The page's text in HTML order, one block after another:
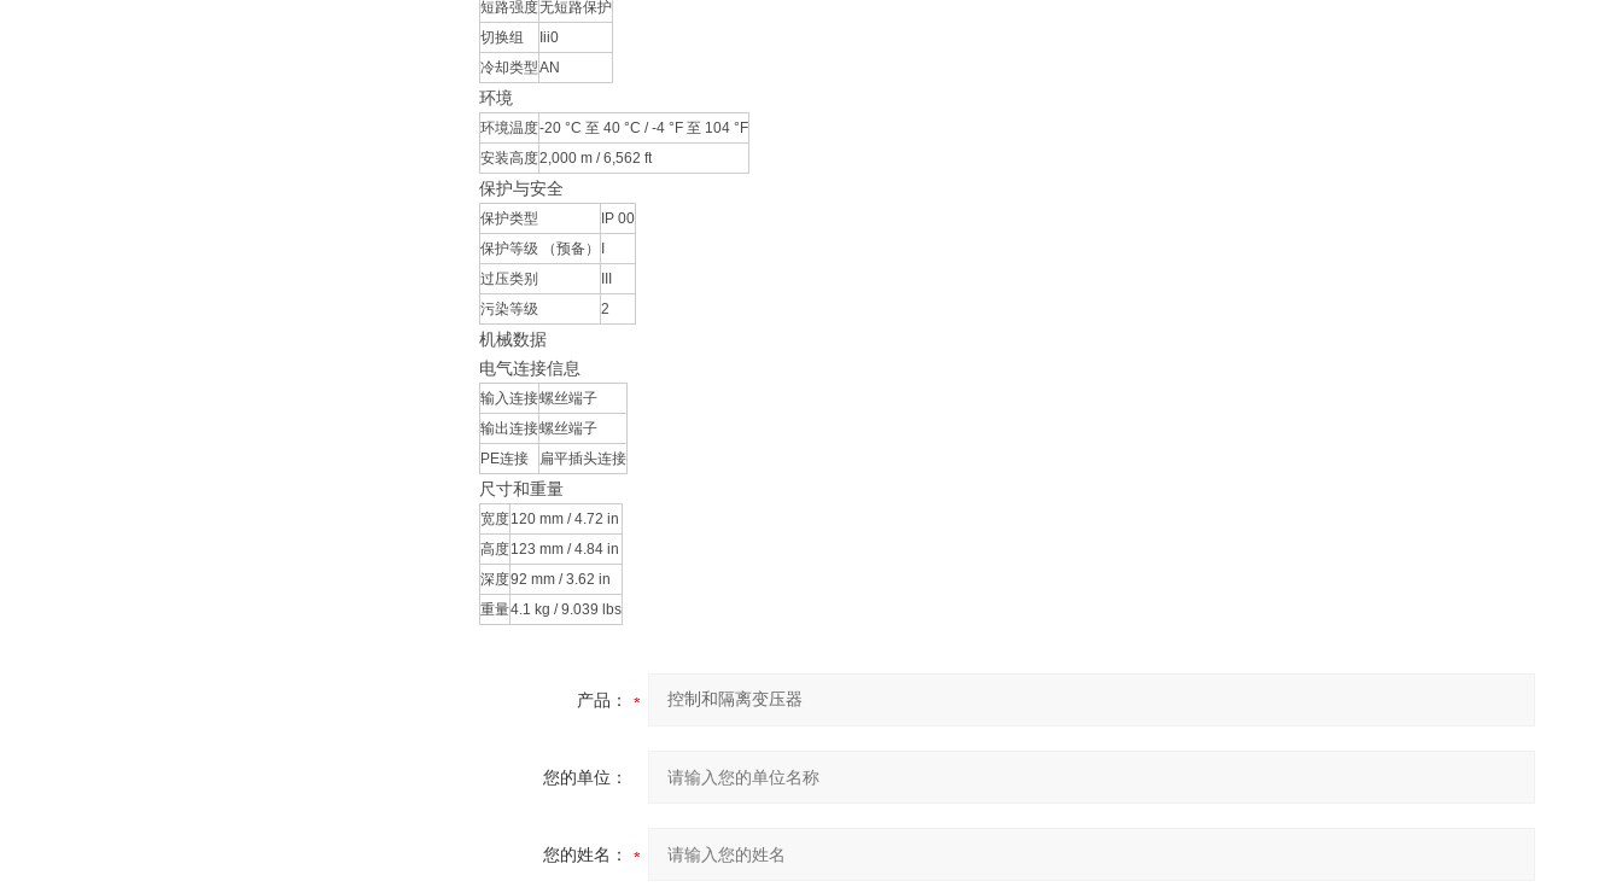
短路强度无短路保护
切换组
Iii0
冷却类型AN
环境
环境温度-20 °C 至 40 °C / -4 °F 至 104 °F
安装高度2,000 m / 6,562 ft
保护与安全
保护类型
IP 00
保护等级 （预备）
过压类别
污染等级
2
机械数据
电气连接信息
输入连接螺丝端子
输出连接螺丝端子
PE连接
扁平插头连接
尺寸和重量
宽度120 mm / 4.72 in
高度123 mm / 4.84 in
深度92 mm / 3.62 in
重量4.1 kg / 9.039 lbs
产品：
您的单位：
您的姓名：